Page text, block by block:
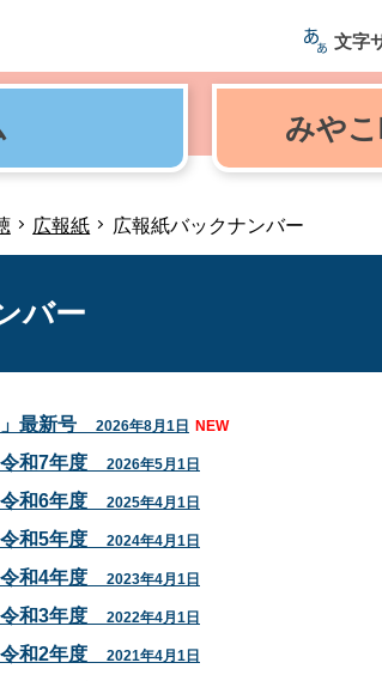
文字
みや
広報紙 広報紙バックナンバー
バー
最新号 2026年8月1日 NEW
和7年度 2026年5月1日
和6年度 2025年4月1日
和5年度 2024年4月1日
和4年度 2023年4月1日
和3年度 2022年4月1日
和2年度 2021年4月1日